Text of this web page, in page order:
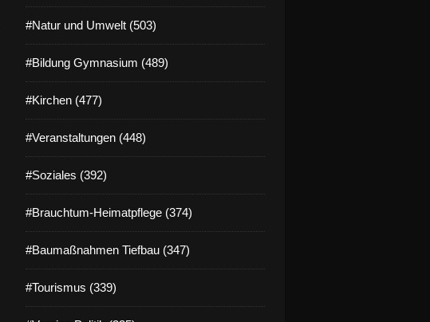
#Natur und Umwelt (503)
#Bildung Gymnasium (489)
#Kirchen (477)
#Veranstaltungen (448)
#Soziales (392)
#Brauchtum-Heimatpflege (374)
#Baumaßnahmen Tiefbau (347)
#Tourismus (339)